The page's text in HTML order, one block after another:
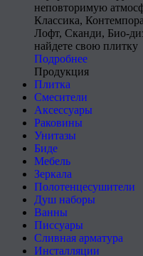
неповторимую
Классика,
Лофт, Сканди, Био-
найдете свою плитку
Подробнее
Продукция
Плитка
Смесители
Аксессуары
Раковины
Унитазы
Биде
Мебель
Зеркала
Полотенцесушители
Душ наборы
Ванны
Писсуары
Сливная арматура
Инсталляции